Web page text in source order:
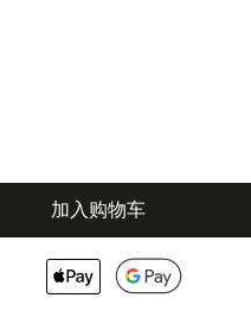
加入购物车